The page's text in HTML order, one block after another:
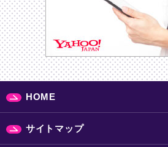
HOME
サイトマップ